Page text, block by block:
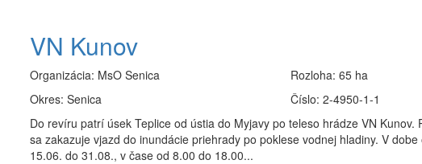
VN Kunov
Organizácia: MsO Senica
Okres: Senica
Rozloha:65 ha
Číslo:2-4950-1-1
Do revíru patrí úsek Teplice od ústia do Myjavy po teleso hrádze VN Kunov.
sa zakazuje vjazd do inundácie priehrady po poklese vodnej hladiny. V dobe
15.06. do 31.08., v čase od 8.00 do 18.00...